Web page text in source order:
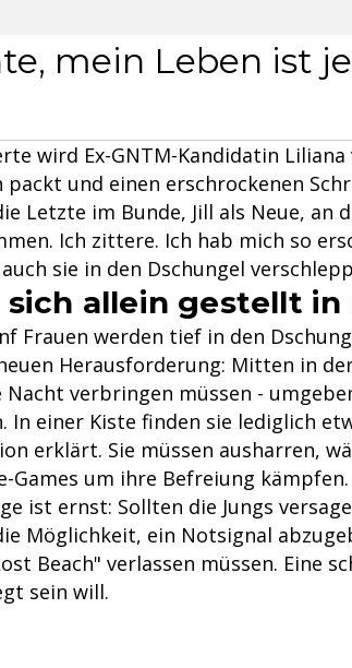
mein Leben ist
wird Ex-GNTM-Kandidatin
packt und einen erschrockenen
Letzte im Bunde, Jill als Neue, an
Ich zittere. Ich hab mich so
sie in den Dschungel
sich allein gestellt in
Frauen werden tief in den
Herausforderung: Mitten in
Nacht verbringen müssen -
In einer Kiste finden sie lediglich
erklärt. Sie müssen ausharren,
Games um ihre Befreiung kämpfen.
ist ernst: Sollten die Jungs
Möglichkeit, ein Notsignal
Beach" verlassen müssen. Eine
sein will.